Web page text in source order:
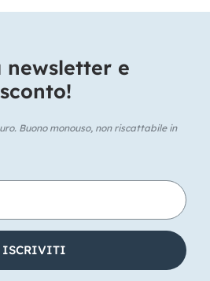
e
Buono monouso, non riscattabile in